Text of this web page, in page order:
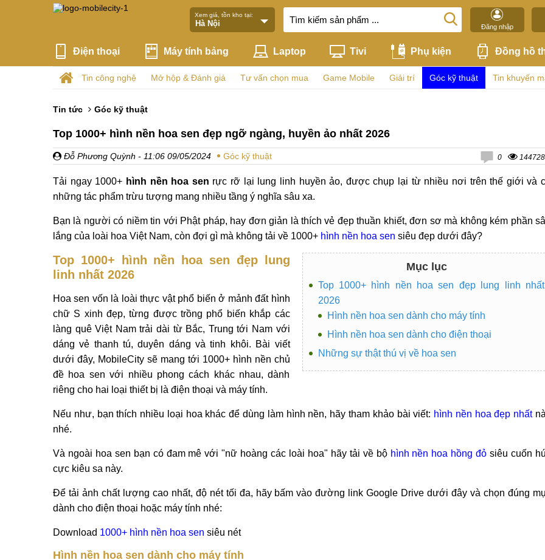
Xem giá, tồn kho tại:
Đăng nhập
Điện thoại Máy tính bảng Laptop Tivi Phụ kiện Đồng hồ
Tin công nghệ Mở hộp & Đánh giá Tư vấn chọn mua Game Mobile Giải trí Góc kỹ thuật Tin khuyến
Tin tức Góc kỹ thuật
Top 1000+ hình nền hoa sen đẹp ngỡ ngàng, huyền ảo nhất 2026
Đỗ Phương Quỳnh - 11:06 09/05/2024 Góc kỹ thuật 0 144728
Tải ngay 1000+ hình nền hoa sen rực rỡ lại lung linh huyền ảo, được chụp lại từ nhiều nơi trên thế giới và
những tác phẩm trừu tượng mang nhiều tầng ý nghĩa sâu xa.
Bạn là người có niềm tin với Phật pháp, hay đơn giản là thích vẻ đẹp thuần khiết, đơn sơ mà không kém phần
lắng của loài hoa Việt Nam, còn đợi gì mà không tải về 1000+ hình nền hoa sen siêu đẹp dưới đây?
Mục lục
Top 1000+ hình nền hoa sen đẹp lung linh nhất
2026
Hình nền hoa sen dành cho máy tính
Hình nền hoa sen dành cho điện thoại
Những sự thật thú vị về hoa sen
Top 1000+ hình nền hoa sen đẹp lung
linh nhất 2026
Hoa sen vốn là loài thực vật phổ biến ở mảnh đất hình
chữ S xinh đẹp, từng được trồng phổ biến khắp các
làng quê Việt Nam trải dài từ Bắc, Trung tới Nam với
dáng vẻ thanh tú, duyên dáng và tinh khôi. Bài viết
dưới đây, MobileCity sẽ mang tới 1000+ hình nền chủ
đề hoa sen với nhiều phong cách khác nhau, dành
riêng cho hai loại thiết bị là điện thoại và máy tính.
Nếu như, bạn thích nhiều loại hoa khác để dùng làm hình nền, hãy tham khảo bài viết: hình nền hoa đẹp nhất
nhé.
Và ngoài hoa sen bạn có đam mê với "nữ hoàng các loài hoa" hãy tải về bộ hình nền hoa hồng đỏ siêu cuốn
cực kiêu sa này.
Để tải ảnh chất lượng cao nhất, độ nét tối đa, hãy bấm vào đường link Google Drive dưới đây và chọn đúng
dành cho điện thoại hoặc máy tính nhé:
Download 1000+ hình nền hoa sen siêu nét
Hình nền hoa sen dành cho máy tính